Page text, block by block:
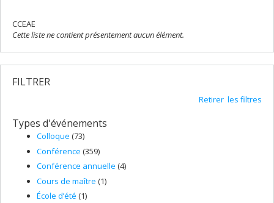
CCEAE
Cette liste ne contient présentement aucun élément.
FILTRER
Retirer les filtres
Types d'événements
Colloque (73)
Conférence (359)
Conférence annuelle (4)
Cours de maître (1)
École d’été (1)